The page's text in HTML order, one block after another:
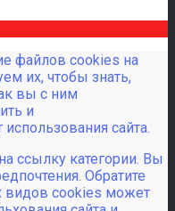
файлов cookies на
их, чтобы знать,
вы с ним
и
сайта.
ссылку категории. Вы
Обратите
видов cookies может